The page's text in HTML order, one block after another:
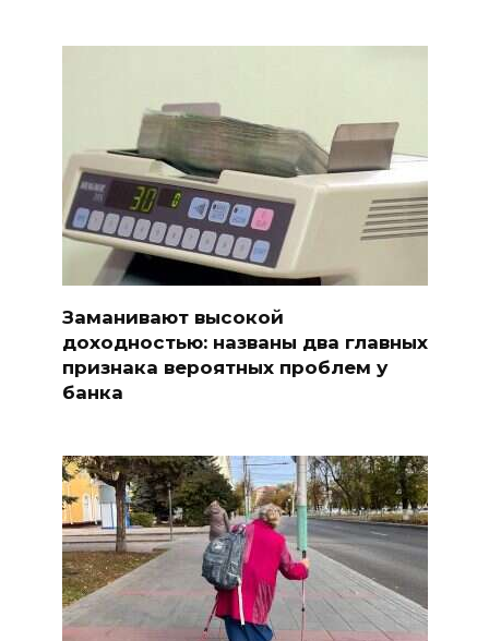
Заманивают высокой
доходностью: названы два главных
признака вероятных проблем у
банка